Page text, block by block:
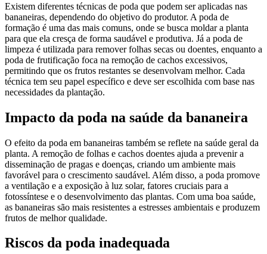
Existem diferentes técnicas de poda que podem ser aplicadas nas
bananeiras, dependendo do objetivo do produtor. A poda de
formação é uma das mais comuns, onde se busca moldar a planta
para que ela cresça de forma saudável e produtiva. Já a poda de
limpeza é utilizada para remover folhas secas ou doentes, enquanto a
poda de frutificação foca na remoção de cachos excessivos,
permitindo que os frutos restantes se desenvolvam melhor. Cada
técnica tem seu papel específico e deve ser escolhida com base nas
necessidades da plantação.
Impacto da poda na saúde da bananeira
O efeito da poda em bananeiras também se reflete na saúde geral da
planta. A remoção de folhas e cachos doentes ajuda a prevenir a
disseminação de pragas e doenças, criando um ambiente mais
favorável para o crescimento saudável. Além disso, a poda promove
a ventilação e a exposição à luz solar, fatores cruciais para a
fotossíntese e o desenvolvimento das plantas. Com uma boa saúde,
as bananeiras são mais resistentes a estresses ambientais e produzem
frutos de melhor qualidade.
Riscos da poda inadequada